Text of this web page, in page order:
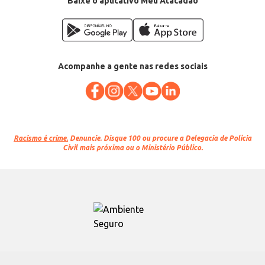
Acompanhe a gente nas redes sociais
Racismo é crime. Denuncie. Disque 100 ou procure a Delegacia de Polícia
Civil mais próxima ou o Ministério Público.